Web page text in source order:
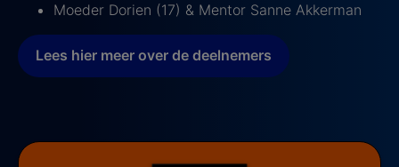
Moeder Dorien (17) & Mentor Sanne Akkerman
Lees hier meer over de deelnemers